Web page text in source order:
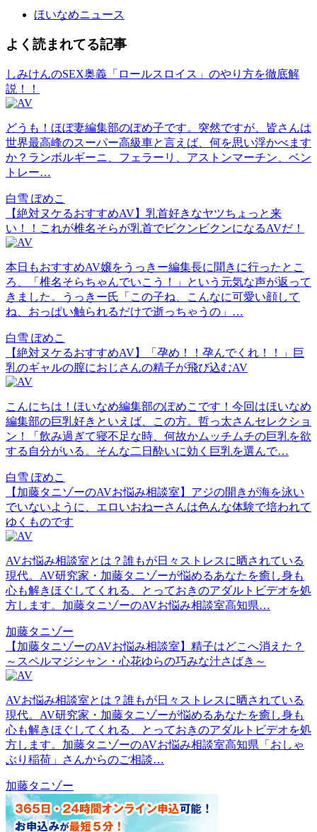
ほいなめニュース
よく読まれてる記事
しみけんのSEX奥義「ロールスロイス」のやり方を徹底解
説！！
どうも！ほぼ妻編集部のぽめ子です。突然ですが、皆さんは
世界最高峰のスーパー高級車と言えば、何を思い浮かべます
か？ランボルギーニ、フェラーリ、アストンマーチン、ベン
トレー…
白雪 ぽめこ
【絶対ヌケるおすすめAV】乳首好きなヤツちょっと来
い！！これが椎名そらが乳首でビクンビクンになるAVだ！
本日もおすすめAV嬢をうっきー編集長に聞きに行ったとこ
ろ、「椎名そらちゃんでいこう！」という元気な声が返って
きました。うっきー氏「この子ね、こんなに可愛い顔して
ね、おっぱい触られるだけで逝っちゃうの」…
白雪 ぽめこ
【絶対ヌケるおすすめAV】「孕め！！孕んでくれ！！」巨
乳のギャルの膣におじさんの精子が飛び込むAV
こんにちは！ほいなめ編集部のぽめこです！今回はほいなめ
編集部の巨乳好きといえば、この方。哲っ太さんセレクショ
ン！「飲み過ぎて寝不足な時、何故かムッチムチの巨乳を欲
する自分がいる。そんな二日酔いに効く巨乳を選んで…
白雪 ぽめこ
【加藤タニゾーのAVお悩み相談室】アジの開きが海を泳い
でいないように、エロいおねーさんは色んな体験で培われて
ゆくものです
AVお悩み相談室とは？誰もが日々ストレスに晒されている
現代。AV研究家・加藤タニゾーが悩めるあなたを癒し身も
心も解きほぐしてくれる、とっておきのアダルトビデオを処
方します。加藤タニゾーのAVお悩み相談室高知県…
加藤タニゾー
【加藤タニゾーのAVお悩み相談室】精子はどこへ消えた？
～スペルマジシャン・心花ゆらの巧みな汁さばき～
AVお悩み相談室とは？誰もが日々ストレスに晒されている
現代。AV研究家・加藤タニゾーが悩めるあなたを癒し身も
心も解きほぐしてくれる、とっておきのアダルトビデオを処
方します。加藤タニゾーのAVお悩み相談室高知県「おしゃ
ぶり稲荷」さんからのご相談…
加藤タニゾー